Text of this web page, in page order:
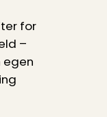
for
–
egen